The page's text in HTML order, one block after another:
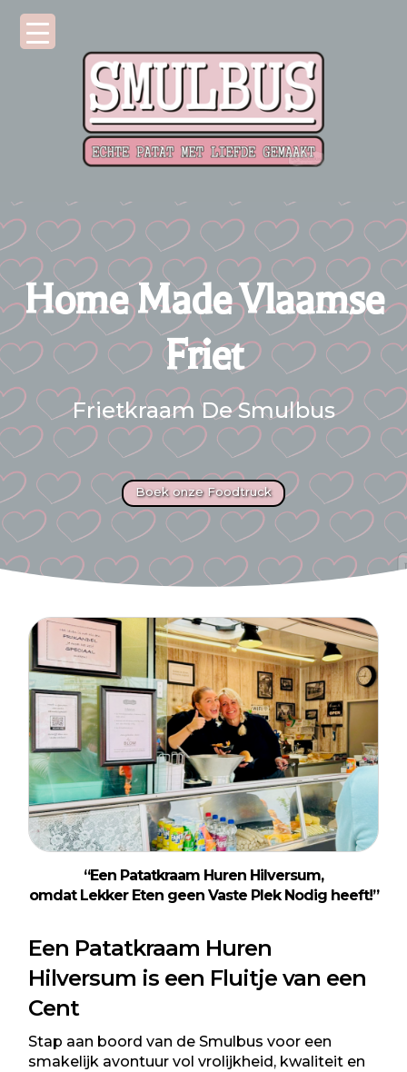
Home Made Vlaamse
Friet
Frietkraam De Smulbus
Boek onze Foodtruck
“Een Patatkraam Huren Hilversum,
omdat Lekker Eten geen Vaste Plek Nodig heeft!”
Een Patatkraam Huren
Hilversum is een Fluitje van een
Cent
Stap aan boord van de Smulbus voor een
smakelijk avontuur vol vrolijkheid, kwaliteit en